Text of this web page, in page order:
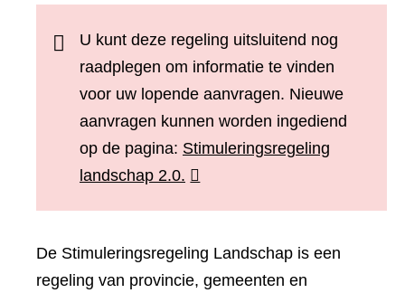
U kunt deze regeling uitsluitend nog
raadplegen om informatie te vinden
voor uw lopende aanvragen. Nieuwe
aanvragen kunnen worden ingediend
op de pagina: Stimuleringsregeling
landschap 2.0. (verwijst
andere
website)
De Stimuleringsregeling Landschap is een
regeling van provincie, gemeenten en